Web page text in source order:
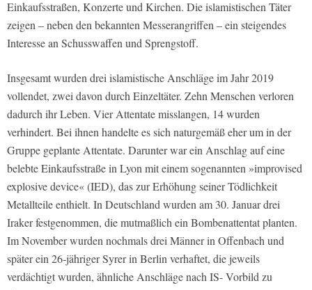
Einkaufsstraßen, Konzerte und Kirchen. Die islamistischen Täter
zeigen – neben den bekannten Messerangriffen – ein steigendes
Interesse an Schusswaffen und Sprengstoff.
Insgesamt wurden drei islamistische Anschläge im Jahr 2019
vollendet, zwei davon durch Einzeltäter. Zehn Menschen verloren
dadurch ihr Leben. Vier Attentate misslangen, 14 wurden
verhindert. Bei ihnen handelte es sich naturgemäß eher um in der
Gruppe geplante Attentate. Darunter war ein Anschlag auf eine
belebte Einkaufsstraße in Lyon mit einem sogenannten »improvised
explosive device« (IED), das zur Erhöhung seiner Tödlichkeit
Metallteile enthielt. In Deutschland wurden am 30. Januar drei
Iraker festgenommen, die mutmaßlich ein Bombenattentat planten.
Im November wurden nochmals drei Männer in Offenbach und
später ein 26-jähriger Syrer in Berlin verhaftet, die jeweils
verdächtigt wurden, ähnliche Anschläge nach IS- Vorbild zu